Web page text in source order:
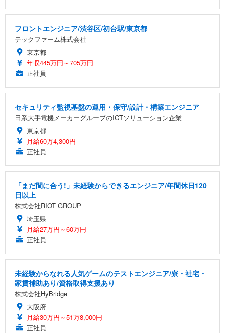
フロントエンジニア/渋谷区/初台駅/東京都
テックファーム株式会社
東京都
年収445万円～705万円
正社員
セキュリティ監視基盤の運用・保守/設計・構築エンジニア
日系大手電機メーカーグループのICTソリューション企業
東京都
月給60万4,300円
正社員
「まだ間に合う!」未経験からできるエンジニア/年間休日120
日以上
株式会社RIOT GROUP
埼玉県
月給27万円～60万円
正社員
未経験からなれる人気ゲームのテストエンジニア/寮・社宅・
家賃補助あり/資格取得支援あり
株式会社HyBridge
大阪府
月給30万円～51万8,000円
正社員